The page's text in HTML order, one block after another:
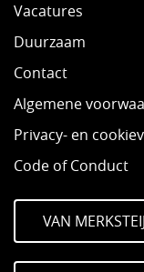
Vacatures
Duurzaam
Contact
Algemene
Privacy- en
Code of Conduct
VAN